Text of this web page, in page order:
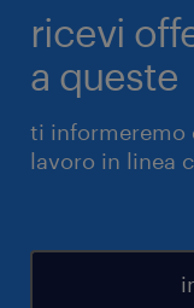
ricevi
a queste
ti informeremo
lavoro in linea